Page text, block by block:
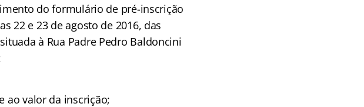
do formulário de pré-inscrição
22 e 23 de agosto de 2016, das
à Rua Padre Pedro Baldoncini
ao valor da inscrição;